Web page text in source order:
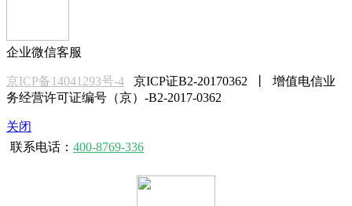
企业微信客服
京ICP备14041293号-4 京ICP证B2-20170362 丨 增值电信业
务经营许可证编号（京）-B2-2017-0362
关闭
联系电话： 400-8769-336